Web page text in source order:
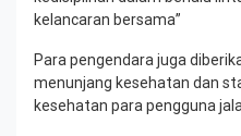
kelancaran bersama”
Para pengendara juga
menunjang kesehatan dan
kesehatan para pengguna